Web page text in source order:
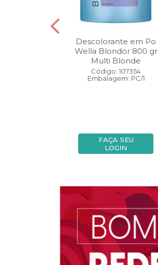
Descolorante em Po
Wella Blondor 800 gr
Multi Blonde
Código: 107354
Embalagem: PC/1
FAÇA SEU
LOGIN